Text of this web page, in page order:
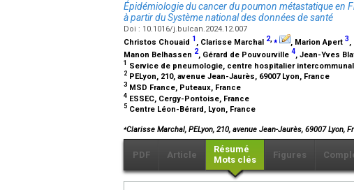
Épidémiologie du cancer du poumon métastatique en
à partir du Système national des données de santé
Doi : 10.1016/j.bulcan.2024.12.007
Christos Chouaid 1 , Clarisse Marchal 2,⁎ , Marion Apert 3,
Manon Belhassen 2, Gérard de Pouvourville 4, Jean-Yves
1 Service de pneumologie, centre hospitalier
2 PELyon, 210, avenue Jean-Jaurès, 69007 Lyon, France
3 MSD France, Puteaux, France
4 ESSEC, Cergy-Pontoise, France
5 Centre Léon-Bérard, Lyon, France
⁎Clarisse Marchal, PELyon, 210, avenue Jean-Jaurès, 69007 Lyon,
PDF Article
Résumé
Mots clés
Figures